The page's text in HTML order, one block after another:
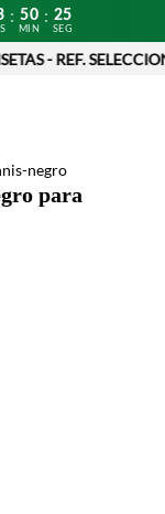
: 50
MIN
: 25
SEG
- REF.
para